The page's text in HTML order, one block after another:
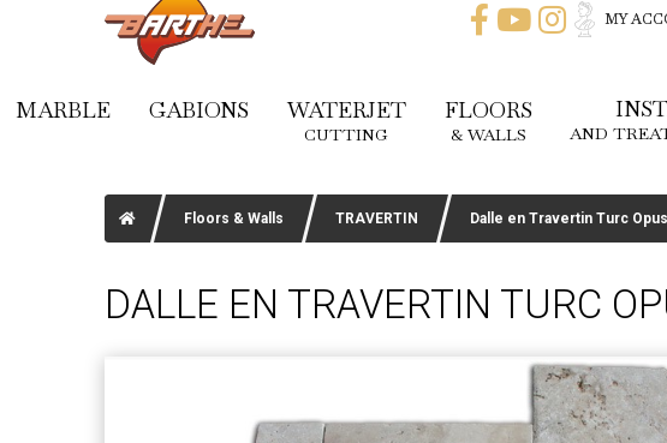
MY
MARBLE GABIONS WATERJET
CUTTING
FLOORS
& WALLS AND
Floors & Walls TRAVERTIN Dalle en Travertin Turc
DALLE EN TRAVERTIN TURC